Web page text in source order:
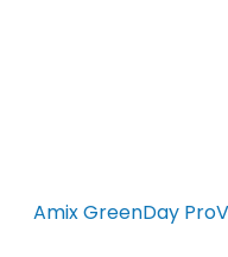
Amix GreenDay